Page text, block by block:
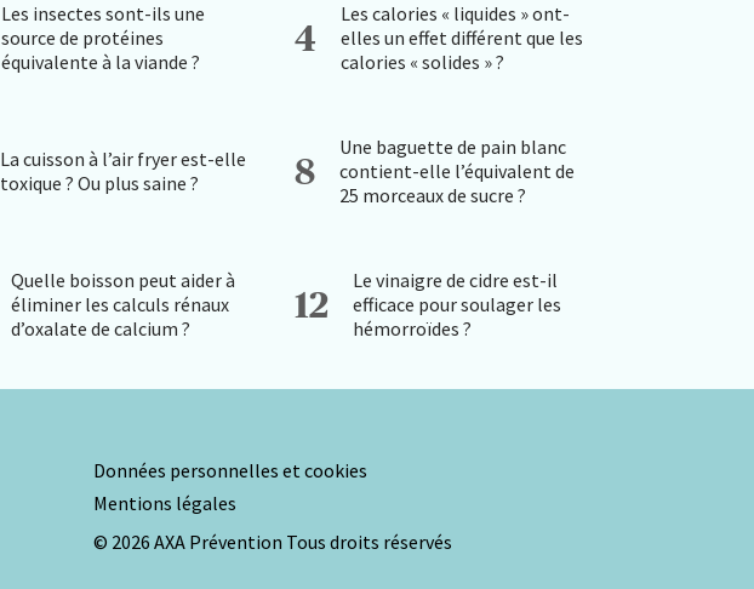
Les insectes sont-ils une
source de protéines
équivalente à la viande ?
4
Les calories « liquides » ont-
elles un effet différent que les
calories « solides » ?
La cuisson à l’air fryer est-elle
toxique ? Ou plus saine ?
8
Une baguette de pain blanc
contient-elle l’équivalent de
25 morceaux de sucre ?
Quelle boisson peut aider à
éliminer les calculs rénaux
d’oxalate de calcium ?
12
Le vinaigre de cidre est-il
efficace pour soulager les
hémorroïdes ?
Données personnelles et cookies
Mentions légales
© 2026 AXA Prévention Tous droits réservés